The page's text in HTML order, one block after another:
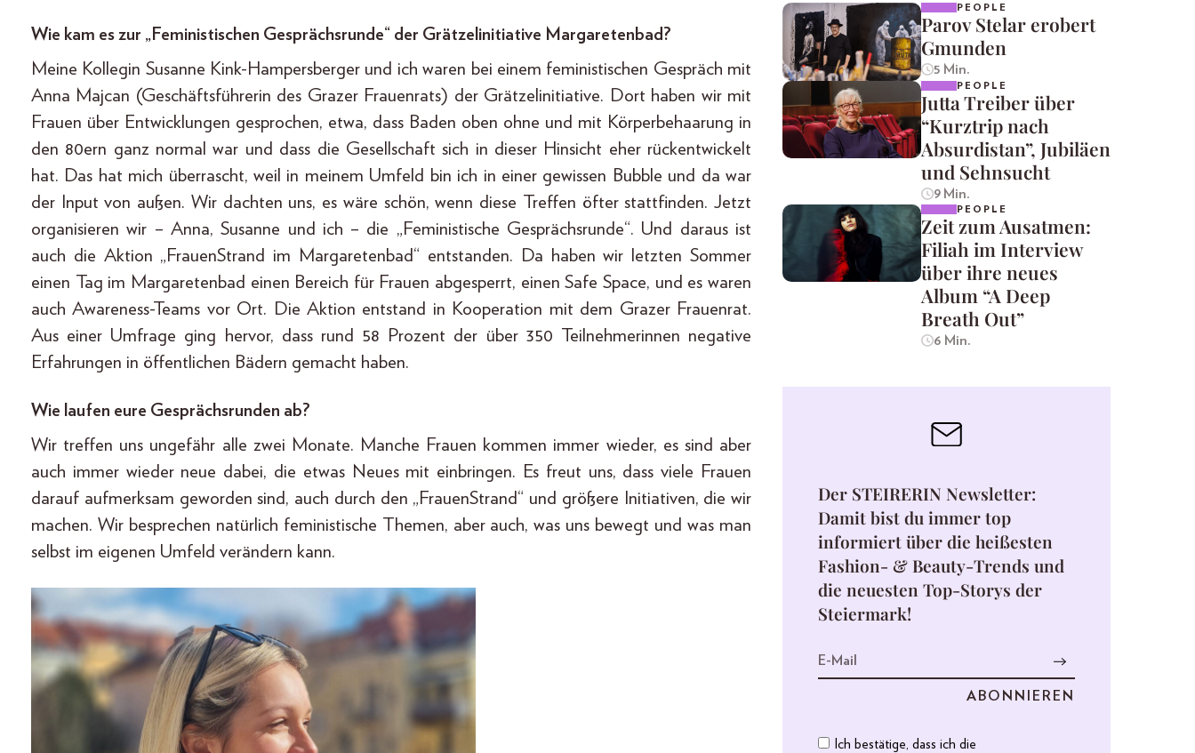
Wie kam es zur „Feministischen Gesprächsrunde“ der Grätzelinitiative Margaretenbad?
Meine Kollegin Susanne Kink-Hampersberger und ich waren bei einem feministischen Gespräch mit
Anna Majcan (Geschäftsführerin des Grazer Frauenrats) der Grätzelinitiative. Dort haben wir mit
Frauen über Entwicklungen gesprochen, etwa, dass Baden oben ohne und mit Körperbehaarung in
den 80ern ganz normal war und dass die Gesellschaft sich in dieser Hinsicht eher rückentwickelt
hat. Das hat mich überrascht, weil in meinem Umfeld bin ich in einer gewissen Bubble und da war
der Input von außen. Wir dachten uns, es wäre schön, wenn diese Treffen öfter stattfinden. Jetzt
organisieren wir – Anna, Susanne und ich – die „Feministische Gesprächsrunde“. Und daraus ist
auch die Aktion „FrauenStrand im Margaretenbad“ entstanden. Da haben wir letzten Sommer
einen Tag im Margaretenbad einen Bereich für Frauen abgesperrt, einen Safe Space, und es waren
auch Awareness-Teams vor Ort. Die Aktion entstand in Kooperation mit dem Grazer Frauenrat.
Aus einer Umfrage ging hervor, dass rund 58 Prozent der über 350 Teilnehmerinnen negative
Erfahrungen in öffentlichen Bädern gemacht haben.
Wie laufen eure Gesprächsrunden ab?
Wir treffen uns ungefähr alle zwei Monate. Manche Frauen kommen immer wieder, es sind aber
auch immer wieder neue dabei, die etwas Neues mit einbringen. Es freut uns, dass viele Frauen
darauf aufmerksam geworden sind, auch durch den „FrauenStrand“ und größere Initiativen, die wir
machen. Wir besprechen natürlich feministische Themen, aber auch, was uns bewegt und was man
selbst im eigenen Umfeld verändern kann.
PEOPLE
Parov Stelar erobert
Gmunden
5 Min.
PEOPLE
Jutta Treiber über
“Kurztrip nach
Absurdistan”, Jubiläen
und Sehnsucht
9 Min.
PEOPLE
Zeit zum Ausatmen:
Filiah im Interview
über ihre neues
Album “A Deep
Breath Out”
6 Min.
Der STEIRERIN Newsletter:
Damit bist du immer top
informiert über die heißesten
Fashion- & Beauty-Trends und
die neuesten Top-Storys der
Steiermark!
Ich bestätige, dass ich die